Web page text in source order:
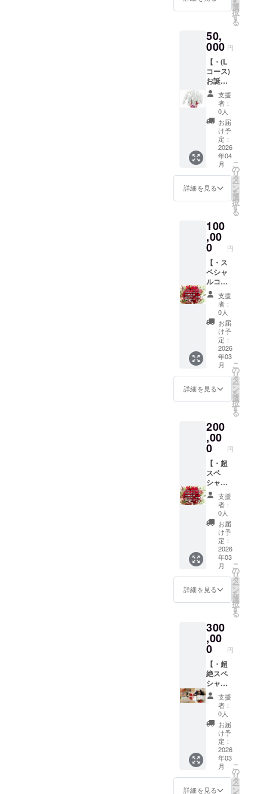
や、イ
の開催
が中止
となっ
た場合
は、
メッ
セージ
カード
とオリ
ジナル
セット
(アロマ
オイル
10ml・
アロマ
スプ
レー
50ml/リ
ラック
千円相
当)をお
送りさ
せて頂
きま
す。
時が変
たら、
遅くて
も開催
決定日
の7日前
までに
はメー
ルにて
ご連絡
致しま
す。 ※
開催日
時の変
更が理
由での
セル
や、イ
の開催
が中止
となっ
た場合
は、
メッ
セージ
カード
とオリ
ジナル
セット
(アロマ
オイル
10ml・
アロマ
スプ
レー
ラック
ス系)を
させて
頂きま
す。
ご希望
載下さ
い。 ) ​
─────
──​
─────
──
※備考欄
に、お
誕生日
のご記
入をお
願い致
しま
す。 ※
画像は
イメー
ジで
す。
初めて
迎える
のお誕
生日月
に、ギ
フトを
お届け
致しま
す。 ①
ブリ
ザード
フラ
ワー(1
万円相
当) ②
メッ
セージ
カード
※備考欄
入をお
願い致
しま
す。 ※
お好き
なお色
味(花の
指定は
不可)を
備考欄
にご記
入下さ
い。 特
にない
場合は
「な
し」と
ご記入
※画像は
イメー
ジで
す。
─────
──​
─────
── ■お
誕生
日： ■
ブリ
ザード
フラ
ワー ・
無し ・
有り (
ご希望
のお色
します )
─────
──​
─────
──
を
選
択
す
る
50,
000 円
【・(L
コース)
お誕生
日月に
胡蝶蘭
の鉢植
えと
メッ
セージ
カード
のお届
け・】
新サロ
ン開業
の翌月
以降、
迎える
貴方様
のお誕
生日月
にギフ
トをお
届け致
しま
す。 ①
胡蝶蘭
(白色系
かピン
ク系)の
鉢植え
(1.5万円
相当) ②
メッ
セージ
カード
※備考欄
記内容
をコピ
ペし、
ご記入
をお願
い致し
ます。
※画像は
イメー
ジで
す。 ​
─────
─────
── ■お
誕生
日： ■
胡蝶蘭
の希望
色 ・白
ピンク
系 ​
─────
──​
─────
──
支援
者：
0人
お届
け予
定：
2026
年04
月
詳細を見る
こ
の
リ
タ
ー
ン
を
選
択
す
る
100
,00
0 円
【・ス
ペシャ
ルコー
スのお
届
け・】
■開店月
にお礼
の動画
メッ
セージ
(20分)■
■開店翌
月以降
の初め
て迎え
生日(1
万円相
当)■ ①
メッ
セージ
カード
②お誕
生日ギ
フト (胡
蝶蘭or
ブリ
ザード
フラ
ワーor
オリジ
ナルア
ロマオ
イル＆
スプ
レーの
のお届
け。 ■
令和8年
7月頃に
お中元
(1万円
相当)■
(胡蝶蘭
orブリ
ザード
フラ
ワーor
オリジ
ナルア
ロマオ
イル＆
スプ
レーの
支援
者：
0人
お届
け予
定：
2026
年03
月
詳細を見る
こ
の
リ
タ
ー
ン
を
選
択
す
る
200
,00
0 円
【・超
スペ
シャル
コース
のお届
け・】
■開店月
にお礼
の動画
メッ
セージ
(20分) ■
■開店翌
月以降
に初め
て迎え
生日■
・メッ
セージ
カード
・お誕
生日ギ
フト (2
万円相
当) (胡
蝶蘭or
ブリ
ザード
フラ
ワーor
オリジ
ナルア
ロマオ
イル＆
支援
者：
0人
お届
け予
定：
2026
年03
月
詳細を見る
こ
の
リ
タ
ー
ン
を
選
択
す
る
300
,00
0 円
【・超
絶スペ
シャル
コース
のお届
け・】
■開店月
に動画
メッ
セージ
(20分)
の配信
■開店翌
月以降
支援
者：
0人
お届
け予
定：
2026
年03
月
詳細を見る
こ
の
リ
タ
ー
ン